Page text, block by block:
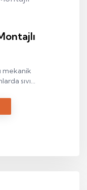
mekanik
sıvı